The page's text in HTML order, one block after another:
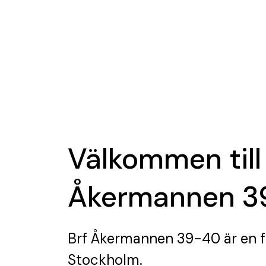
Välkommen
Åkermannen
Brf Åkermannen 39-40 är en
Stockholm.